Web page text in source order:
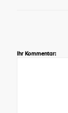
Ihr Kommentar: